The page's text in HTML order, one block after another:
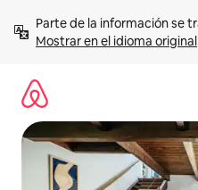
contenidoMostrar en el idioma original